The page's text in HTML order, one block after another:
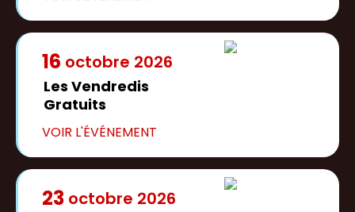
16 octobre 2026
Les Vendredis
Gratuits
23 octobre 2026